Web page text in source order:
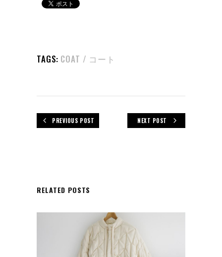
TAGS: COAT / コート
PREVIOUS POST NEXT POST
RELATED POSTS